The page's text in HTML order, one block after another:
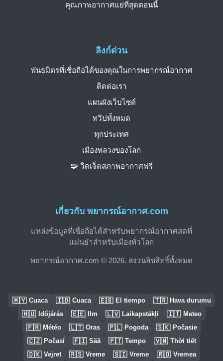
เกี่ยวกับ พยากรณ์อากาศ.com
แหล่งข้อมูลที่เชื่อถือได้สำหรับพยากรณ์อากาศสดที่
แม่นยำสำหรับเมืองทั่วโลก
พยากรณ์อากาศ.com © 2026. สงวนลิขสิทธิ์ทั้งหมด
ลิงก์ด่วน
พันธมิตรที่เชื่อถือได้ของคุณในการพยากรณ์อากาศ
ติดต่อเรา
แผนผังเว็บไซต์
ทวีปทั้งหมด
ทุกประเทศ
เมืองหลวงของโลก
🧩 วิดเจ็ตสภาพอากาศฟรี
คุณภาพอากาศแย่ที่สุดตอนนี้
🇲🇾 Cuaca 🇮🇩 Cuaca 🇪🇸 El tiempo 🇹🇷 Hava durumu
🇭🇺 Időjárás 🇪🇪 Ilm 🇱🇻 Laikapstākļi 🇮🇹 Meteo
🇫🇷 Météo 🇱🇹 Oras 🇵🇱 Pogoda 🇸🇰 Počasie
🇨🇿 Počasí 🇫🇮 Sää 🇵🇹 Tempo 🇻🇳 Thời tiết
🇩🇰 Vejret 🇷🇸 Vreme 🇸🇮 Vreme 🇷🇴 Vremea